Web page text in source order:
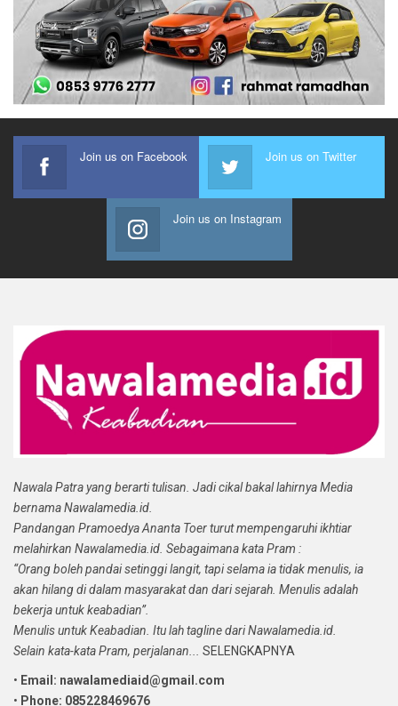
Join us on Facebook Join us on Twitter
Join us on Instagram
Nawala Patra yang berarti tulisan. Jadi cikal bakal lahirnya Media
bernama Nawalamedia.id.
Pandangan Pramoedya Ananta Toer turut mempengaruhi ikhtiar
melahirkan Nawalamedia.id. Sebagaimana kata Pram :
“Orang boleh pandai setinggi langit, tapi selama ia tidak menulis, ia
akan hilang di dalam masyarakat dan dari sejarah. Menulis adalah
bekerja untuk keabadian”.
Menulis untuk Keabadian. Itu lah tagline dari Nawalamedia.id.
Selain kata-kata Pram, perjalanan...
SELENGKAPNYA
• Email: nawalamediaid@gmail.com
• Phone: 085228469676